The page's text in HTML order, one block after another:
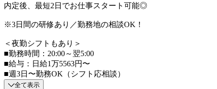
内定後、最短2日でお仕事スタート可能◎
※3日間の研修あり／勤務地の相談OK！
＜夜勤シフトもあり＞
■勤務時間：20:00～翌5:00
■給与：日給1万5563円〜
■週3日〜勤務OK（シフト応相談）
全て表示